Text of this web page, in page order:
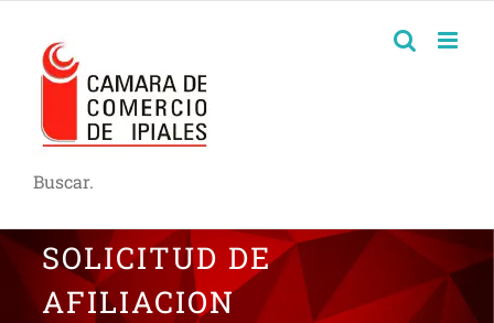
Buscar.
SOLICITUD DE
AFILIACION